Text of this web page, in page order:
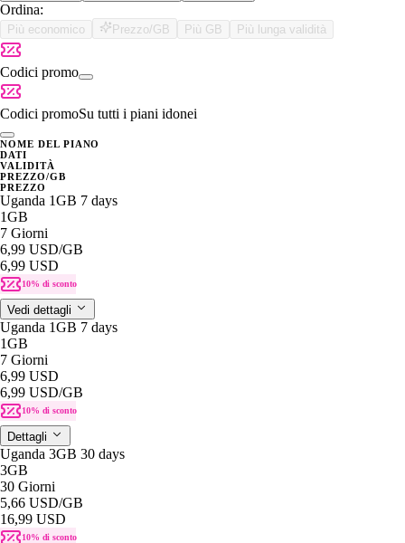
Ordina:
Più economico Prezzo/GB Più GB Più lunga validità
Codici promo
Codici promoSu tutti i piani idonei
NOME DEL PIANO
DATI
VALIDITÀ
PREZZO/GB
PREZZO
Uganda 1GB 7 days
1GB
7 Giorni
6,99 USD/GB
6,99 USD
10% di sconto
Vedi dettagli
Uganda 1GB 7 days
1GB
7 Giorni
6,99 USD
6,99 USD/GB
10% di sconto
Dettagli
Uganda 3GB 30 days
3GB
30 Giorni
5,66 USD/GB
16,99 USD
10% di sconto